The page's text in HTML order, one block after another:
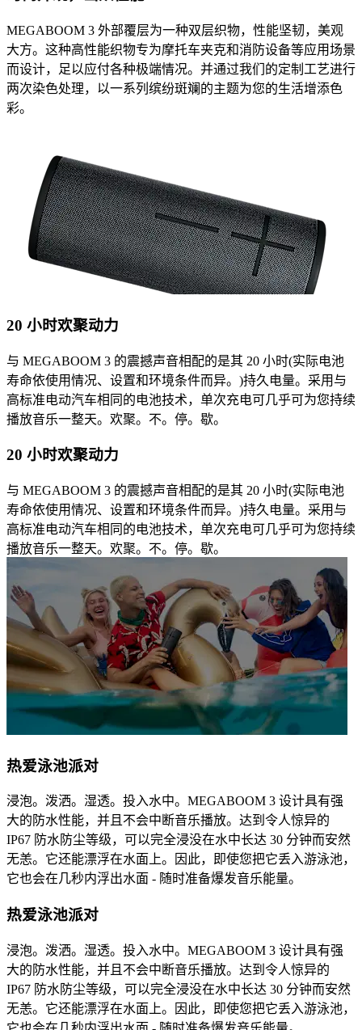
MEGABOOM 3 外部覆层为一种双层织物，性能坚韧，美观
大方。这种高性能织物专为摩托车夹克和消防设备等应用场景
而设计，足以应付各种极端情况。并通过我们的定制工艺进行
两次染色处理，以一系列缤纷斑斓的主题为您的生活增添色
彩。
20 小时欢聚动力
与 MEGABOOM 3 的震撼声音相配的是其 20 小时(实际电池
寿命依使用情况、设置和环境条件而异。)持久电量。采用与
高标准电动汽车相同的电池技术，单次充电可几乎可为您持续
播放音乐一整天。欢聚。不。停。歇。
20 小时欢聚动力
与 MEGABOOM 3 的震撼声音相配的是其 20 小时(实际电池
寿命依使用情况、设置和环境条件而异。)持久电量。采用与
高标准电动汽车相同的电池技术，单次充电可几乎可为您持续
播放音乐一整天。欢聚。不。停。歇。
热爱泳池派对
浸泡。泼洒。湿透。投入水中。MEGABOOM 3 设计具有强
大的防水性能，并且不会中断音乐播放。达到令人惊异的
IP67 防水防尘等级，可以完全浸没在水中长达 30 分钟而安然
无恙。它还能漂浮在水面上。因此，即使您把它丢入游泳池，
它也会在几秒内浮出水面 - 随时准备爆发音乐能量。
热爱泳池派对
浸泡。泼洒。湿透。投入水中。MEGABOOM 3 设计具有强
大的防水性能，并且不会中断音乐播放。达到令人惊异的
IP67 防水防尘等级，可以完全浸没在水中长达 30 分钟而安然
无恙。它还能漂浮在水面上。因此，即使您把它丢入游泳池，